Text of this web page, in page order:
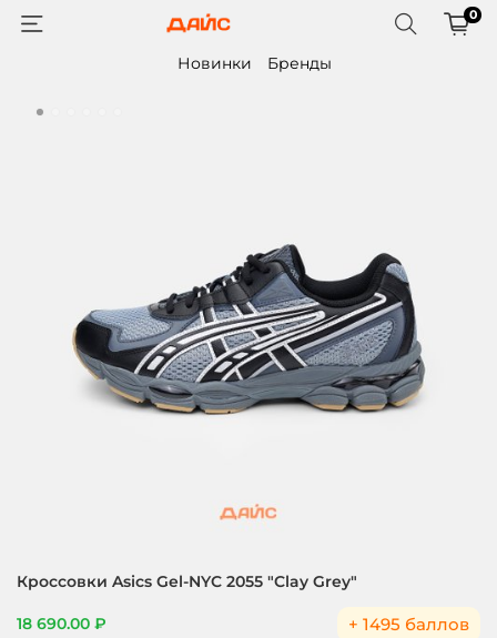
0
Новинки Бренды
Кроссовки Asics Gel-NYC 2055 "Clay Grey"
18 690.00 ₽ + 1495 баллов